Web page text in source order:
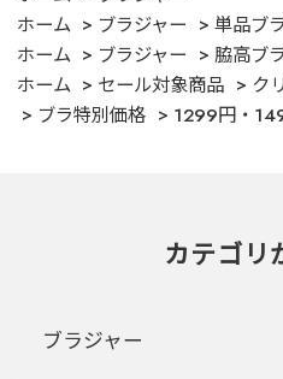
ホーム
ブラジャー
単品ブ
ホーム
ブラジャー
脇高ブラ
ホーム
セール対象商品
ク
ブラ特別価格
1299円・
カテゴリ
ブラジャー